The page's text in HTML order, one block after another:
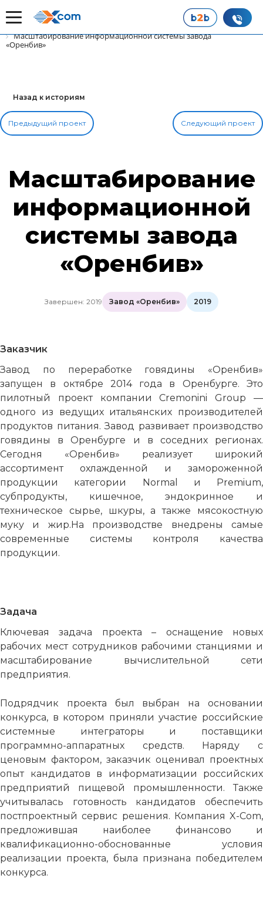
Главная
Наши истории успеха
Масштабирование информационной системы завода
«Оренбив»
Назад к историям
Предыдущий проект Следующий проект
Масштабирование
информационной
системы завода
«Оренбив»
Завершен: 2019 Завод «Оренбив» 2019
Заказчик
Завод по переработке говядины «Оренбив»
запущен в октябре 2014 года в Оренбурге. Это
пилотный проект компании Cremonini Group —
одного из ведущих итальянских производителей
продуктов питания. Завод развивает производство
говядины в Оренбурге и в соседних регионах.
Сегодня «Оренбив» реализует широкий
ассортимент охлажденной и замороженной
продукции категории Normal и Premium,
субпродукты, кишечное, эндокринное и
техническое сырье, шкуры, а также мясокостную
муку и жир.На производстве внедрены самые
современные системы контроля качества
продукции.
Задача
Ключевая задача проекта – оснащение новых
рабочих мест сотрудников рабочими станциями и
масштабирование вычислительной сети
предприятия.
Подрядчик проекта был выбран на основании
конкурса, в котором приняли участие российские
системные интеграторы и поставщики
программно-аппаратных средств. Наряду с
ценовым фактором, заказчик оценивал проектных
опыт кандидатов в информатизации российских
предприятий пищевой промышленности. Также
учитывалась готовность кандидатов обеспечить
постпроектный сервис решения. Компания X-Com,
предложившая наиболее финансово и
квалификационно-обоснованные условия
реализации проекта, была признана победителем
конкурса.